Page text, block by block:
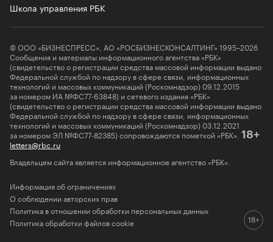
Школа управления РБК
© ООО «БИЗНЕСПРЕСС», АО «РОСБИЗНЕСКОНСАЛТИНГ» 1995–2026
Сообщения и материалы информационного агентства «РБК»
(свидетельство о регистрации средства массовой информации выдано
Федеральной службой по надзору в сфере связи, информационных
технологий и массовых коммуникаций (Роскомнадзор) 09.12.2015
за номером ИА №ФС77-63848) и сетевого издания «РБК»
(свидетельство о регистрации средства массовой информации выдано
Федеральной службой по надзору в сфере связи, информационных
технологий и массовых коммуникаций (Роскомнадзор) 03.12.2021
за номером ЭЛ №ФС77-82385) сопровождаются пометкой «РБК». 18+
letters@rbc.ru
Владельцем сайта является информационное агентство «РБК».
Информация об ограничениях
О соблюдении авторских прав
Политика в отношении обработки персональных данных
Политика обработки файлов cookie